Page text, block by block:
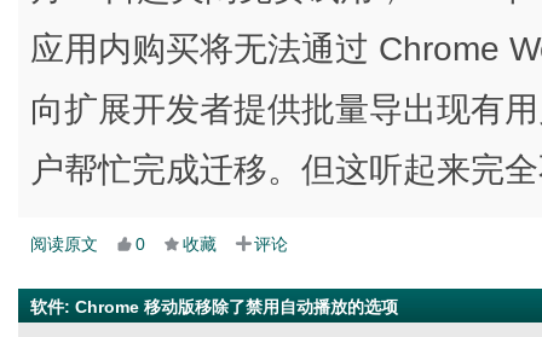
应用内购买将无法通过 Chrome
向扩展开发者提供批量导出现有
户帮忙完成迁移。但这听起来完
阅读原文 0 收藏 评论
软件: Chrome 移动版移除了禁用自动播放的选项